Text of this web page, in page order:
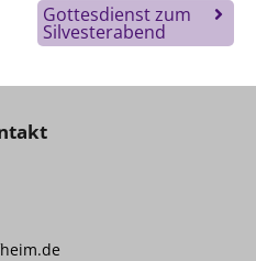
Gottesdienst zum
Silvesterabend